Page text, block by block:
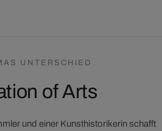
UNTERSCHIED
of Arts
und einer Kunsthistorikerin schafft